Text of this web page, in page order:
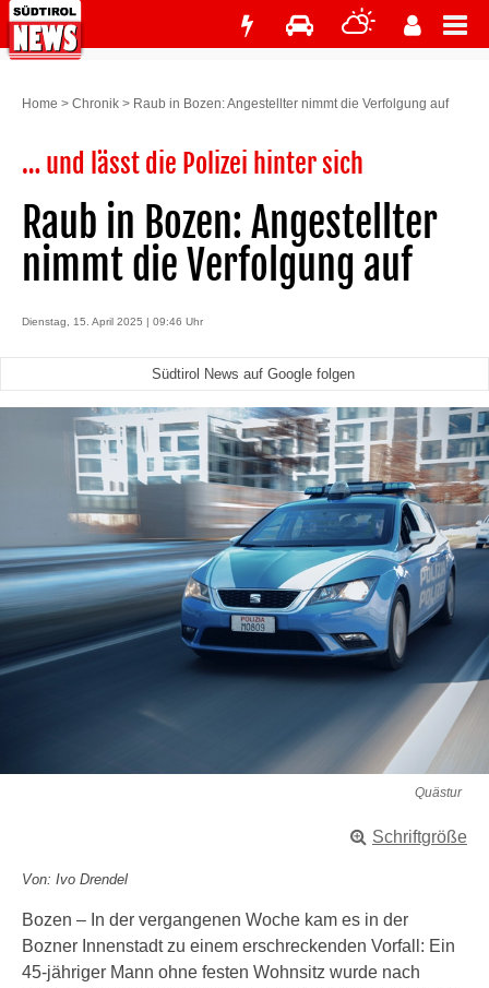
Home > Chronik > Raub in Bozen: Angestellter nimmt die Verfolgung auf
… und lässt die Polizei hinter sich
Raub in Bozen: Angestellter
nimmt die Verfolgung auf
Dienstag, 15. April 2025 | 09:46 Uhr
Südtirol News auf Google folgen
Quästur
Schriftgröße
Von: Ivo Drendel
Bozen – In der vergangenen Woche kam es in der
Bozner Innenstadt zu einem erschreckenden Vorfall: Ein
45-jähriger Mann ohne festen Wohnsitz wurde nach